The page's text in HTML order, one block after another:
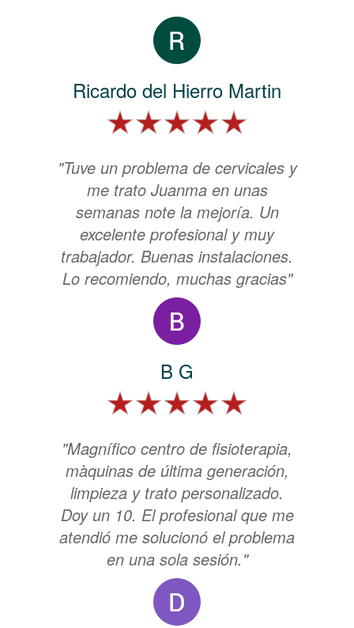
Ricardo del Hierro Martin
"Tuve un problema de cervicales y
me trato Juanma en unas
semanas note la mejoría. Un
excelente profesional y muy
trabajador. Buenas instalaciones.
Lo recomiendo, muchas gracias"
B G
"Magnífico centro de fisioterapia,
màquinas de última generación,
limpieza y trato personalizado.
Doy un 10. El profesional que me
atendió me solucionó el problema
en una sola sesión."